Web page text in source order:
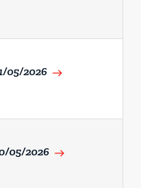
05/2026 east
05/2026 east